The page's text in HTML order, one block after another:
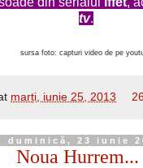
tv.
sursa foto: capturi video de pe
marți, iunie 25, 2013
duminică, 23 iunie
Noua